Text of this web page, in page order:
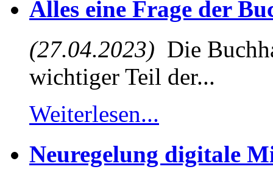
Alles eine Frage der
(27.04.2023) Die
wichtiger Teil der...
Weiterlesen...
Neuregelung digitale